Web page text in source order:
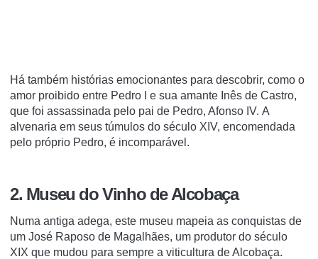
Há também histórias emocionantes para descobrir, como o
amor proibido entre Pedro I e sua amante Inês de Castro,
que foi assassinada pelo pai de Pedro, Afonso IV. A
alvenaria em seus túmulos do século XIV, encomendada
pelo próprio Pedro, é incomparável.
2. Museu do Vinho de Alcobaça
Numa antiga adega, este museu mapeia as conquistas de
um José Raposo de Magalhães, um produtor do século
XIX que mudou para sempre a viticultura de Alcobaça.